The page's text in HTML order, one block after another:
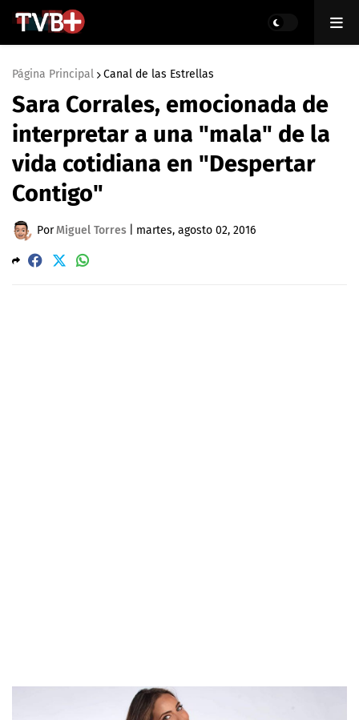
Página Principal Canal de las Estrellas
Sara Corrales, emocionada de
interpretar a una "mala" de la
vida cotidiana en "Despertar
Contigo"
PorMiguel Torres martes, agosto 02, 2016